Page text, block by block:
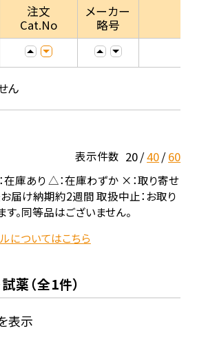
注文
Cat.No
メーカー
略号
ん
表示件数 20 40 60
庫あり △：在庫わずか ×：取り寄せ
届け納期約2週間 取扱中止：お取り
。同等品はございません。
についてはこちら
薬（全1件）
表示